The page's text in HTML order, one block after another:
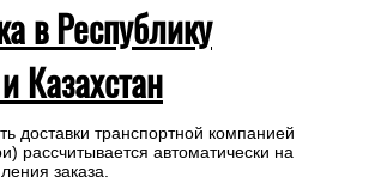
в Республику
Казахстан
доставки транспортной компанией
рассчитывается автоматически на
заказа.